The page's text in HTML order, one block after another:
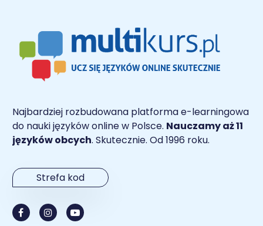
Najbardziej rozbudowana platforma e-learningowa
do nauki języków online w Polsce. Nauczamy aż 11
języków obcych. Skutecznie. Od 1996 roku.
Strefa kod